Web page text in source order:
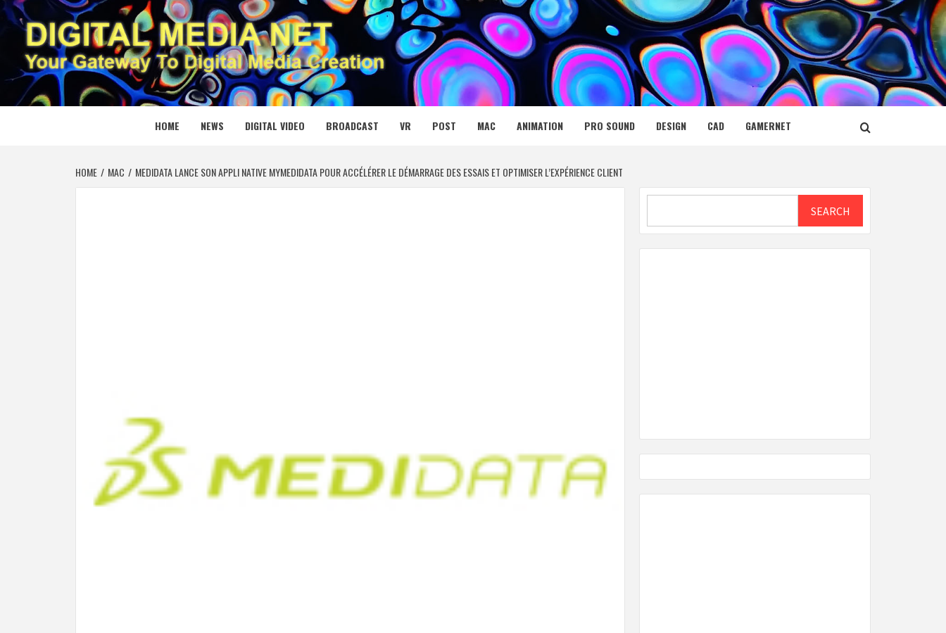
Skip
to
content
DIGITAL MEDIA NET
YOUR GATEWAY TO DIGITAL MEDIA CREATION
HOME NEWS DIGITAL VIDEO BROADCAST VR POST MAC ANIMATION PRO SOUND DESIGN CAD GAMERNET
HOME MAC MEDIDATA LANCE SON APPLI NATIVE MYMEDIDATA POUR ACCÉLÉRER LE DÉMARRAGE DES ESSAIS ET OPTIMISER L’EXPÉRIENCE CLIENT
SEARCH